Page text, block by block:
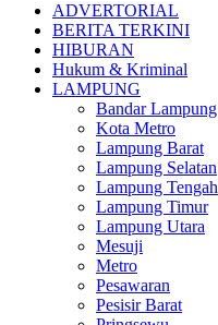
ADVERTORIAL
BERITA TERKINI
HIBURAN
Hukum & Kriminal
LAMPUNG
Bandar Lampung
Kota Metro
Lampung Barat
Lampung Selatan
Lampung Tengah
Lampung Timur
Lampung Utara
Mesuji
Metro
Pesawaran
Pesisir Barat